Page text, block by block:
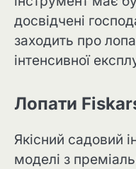
досвідчені
заходить про
інтенсивної
Лопати
Якісний садовий
моделі з